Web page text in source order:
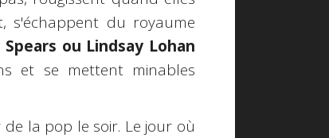
s'échappent du royaume
ou Lindsay Lohan
et se mettent minables
la pop le soir. Le jour où